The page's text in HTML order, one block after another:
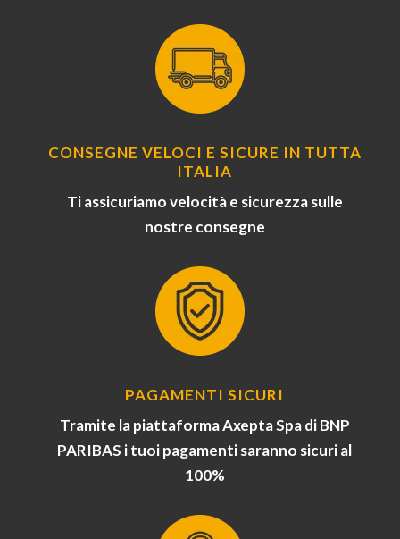
CONSEGNE VELOCI E SICURE IN TUTTA
ITALIA
Ti assicuriamo velocità e sicurezza sulle
nostre consegne
PAGAMENTI SICURI
Tramite la piattaforma Axepta Spa di BNP
PARIBAS i tuoi pagamenti saranno sicuri al
100%